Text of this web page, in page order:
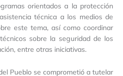
orientados a la protección
técnica a los medios de
este tema, así como coordinar
sobre la seguridad de los
entre otras iniciativas.
Pueblo se comprometió a tutelar